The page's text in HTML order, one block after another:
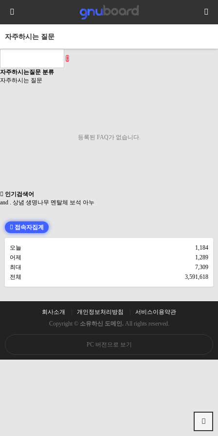
자주하시는 질문
자주하시는질문 분류
자주하시는 질문
등록된 FAQ가 없습니다.
인기검색어
and . 상념 생명나무 멘탈체 보석 아누
접속자집계
오늘
1,184
어제
1,289
최대
7,309
전체
3,591,618
회사소개 개인정보처리방침
서비스이용약관
Copyright © 소유하신 도메인. All rights reserved.
PC 버전으로 보기